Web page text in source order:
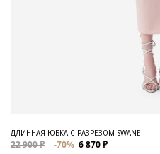
ДЛИННАЯ ЮБКА С РАЗРЕЗОМ SWANE
22 900 ₽ -70% 6 870 ₽